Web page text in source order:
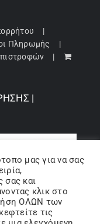
Πληρωμής
|
μας για να σας
σας και
κλικ στο
ΟΛΩΝ των
τις